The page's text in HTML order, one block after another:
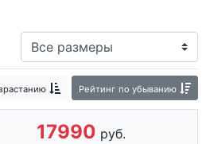
Рейтинг по убыванию
17990 руб.